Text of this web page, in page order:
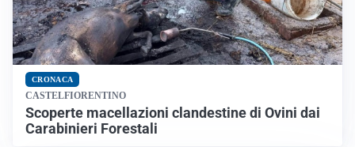
CRONACA
CASTELFIORENTINO
Scoperte macellazioni clandestine di Ovini dai
Carabinieri Forestali